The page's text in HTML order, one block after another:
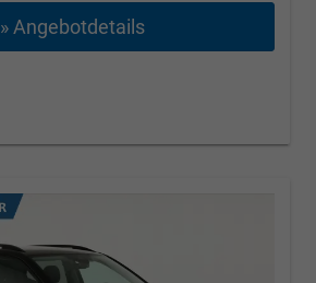
» Angebotdetails